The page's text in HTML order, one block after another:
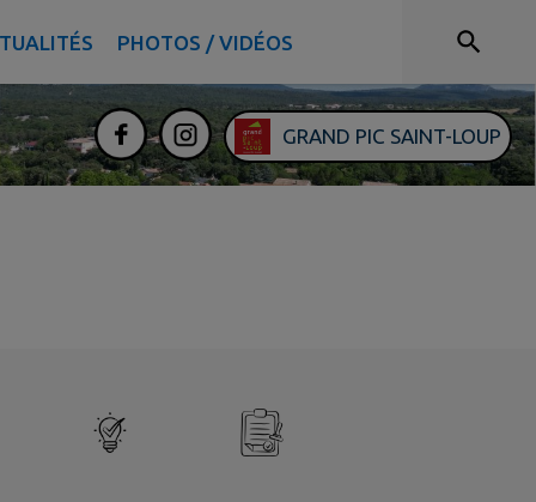
PHOTOS / VIDÉOS
GRAND PIC SAINT-LOUP